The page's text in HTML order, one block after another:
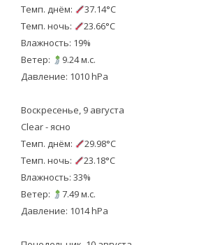
Темп. днём:
37.14°C
Темп. ночь:
23.66°C
Влажность: 19%
Ветер:
9.24 м.с.
Давление: 1010 hPa
Воскресенье, 9 августа
Clear - ясно
Темп. днём:
29.98°C
Темп. ночь:
23.18°C
Влажность: 33%
Ветер:
7.49 м.с.
Давление: 1014 hPa